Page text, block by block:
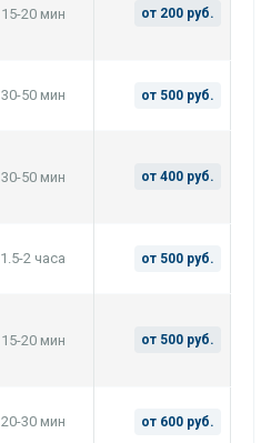
15-20 мин от 200 руб.
30-50 мин от 500 руб.
30-50 мин от 400 руб.
1.5-2 часа от 500 руб.
15-20 мин от 500 руб.
20-30 мин от 600 руб.